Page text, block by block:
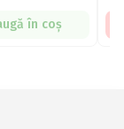
în coș